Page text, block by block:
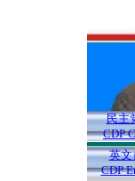
民主
CDP
英文
CDP